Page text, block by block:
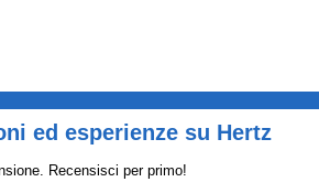
ed esperienze su Hertz
Recensisci per primo!